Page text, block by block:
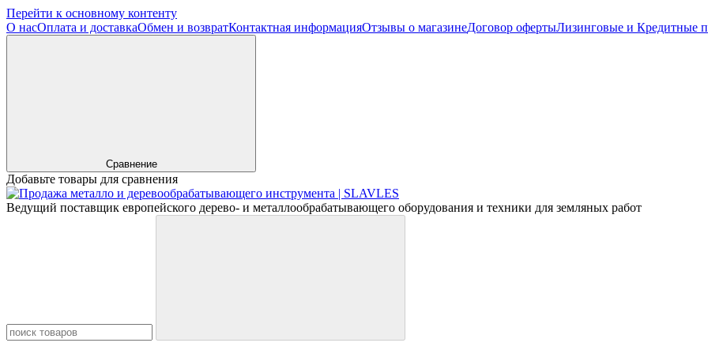
Перейти к основному контенту
О насОплата и доставкаОбмен и возвратКонтактная информацияОтзывы о магазинеДоговор офертыЛизинговые и Кредитные
Сравнение
Добавьте товары для сравнения
Ведущий поставщик европейского дерево- и металлообрабатывающего оборудования и техники для земляных работ